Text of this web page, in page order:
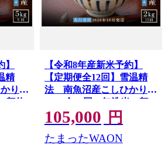
精
り
契約
に
【令和8年産新米予約】
【定期便全12回】雪温精
法 南魚沼産こしひかり
2kg×全12回 無洗米 契
約栽培 雪蔵貯蔵米【2026
年10月中旬より1か月以内
に発送】
105,000 円
たまったWAON